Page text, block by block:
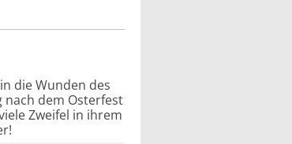
die Wunden des
nach dem Osterfest
Zweifel in ihrem